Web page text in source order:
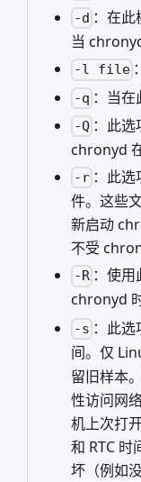
-d ：在
当
-l file
-q ：当
-Q ：此选
chronyd
-r ：此
件。这些
新启动
不受
-R ：使
chronyd
-s ：此
间。仅
留旧样本
性访问网
机上次打
和 RTC 时
坏（例如